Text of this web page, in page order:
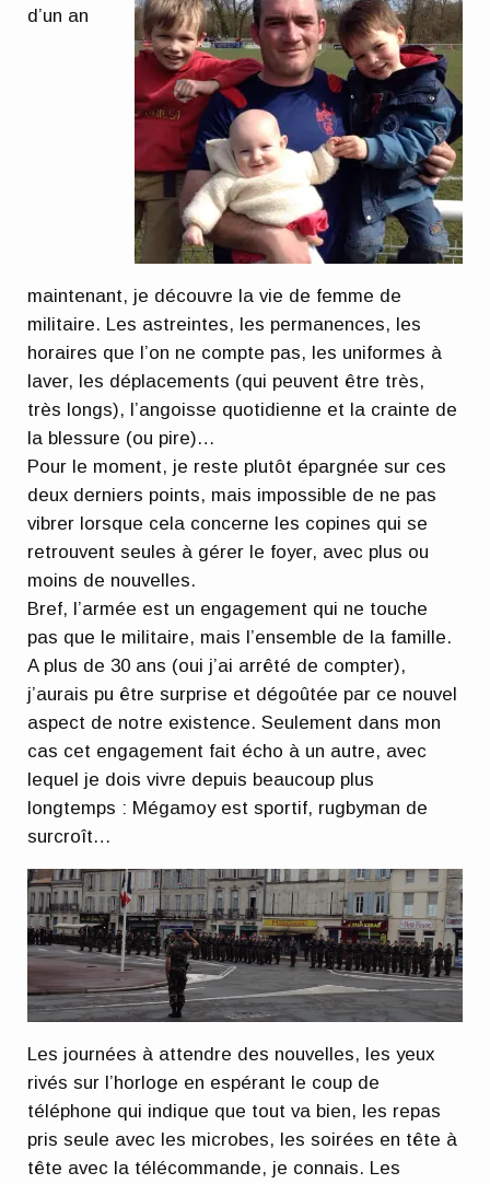
d’un an
maintenant, je découvre la vie de femme de
militaire. Les astreintes, les permanences, les
horaires que l’on ne compte pas, les uniformes à
laver, les déplacements (qui peuvent être très,
très longs), l’angoisse quotidienne et la crainte de
la blessure (ou pire)…
Pour le moment, je reste plutôt épargnée sur ces
deux derniers points, mais impossible de ne pas
vibrer lorsque cela concerne les copines qui se
retrouvent seules à gérer le foyer, avec plus ou
moins de nouvelles.
Bref, l’armée est un engagement qui ne touche
pas que le militaire, mais l’ensemble de la famille.
A plus de 30 ans (oui j’ai arrêté de compter),
j’aurais pu être surprise et dégoûtée par ce nouvel
aspect de notre existence. Seulement dans mon
cas cet engagement fait écho à un autre, avec
lequel je dois vivre depuis beaucoup plus
longtemps : Mégamoy est sportif, rugbyman de
surcroît…
Les journées à attendre des nouvelles, les yeux
rivés sur l’horloge en espérant le coup de
téléphone qui indique que tout va bien, les repas
pris seule avec les microbes, les soirées en tête à
tête avec la télécommande, je connais. Les